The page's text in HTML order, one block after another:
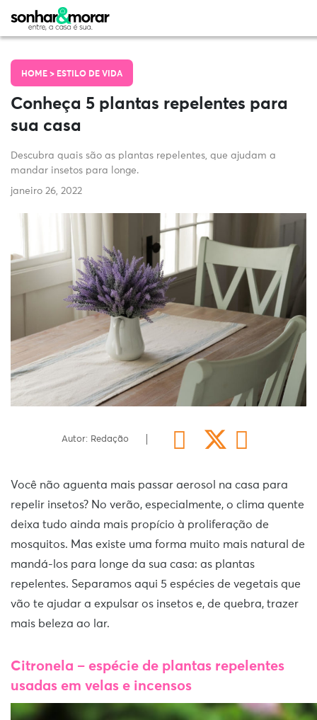
HOME > ESTILO DE VIDA
Conheça 5 plantas repelentes para
sua casa
Descubra quais são as plantas repelentes, que ajudam a
mandar insetos para longe.
janeiro 26, 2022
Autor: Redação
Você não aguenta mais passar aerosol na casa para
repelir insetos? No verão, especialmente, o clima quente
deixa tudo ainda mais propício à proliferação de
mosquitos. Mas existe uma forma muito mais natural de
mandá-los para longe da sua casa: as plantas
repelentes. Separamos aqui 5 espécies de vegetais que
vão te ajudar a expulsar os insetos e, de quebra, trazer
mais beleza ao lar.
Citronela – espécie de plantas repelentes
usadas em velas e incensos